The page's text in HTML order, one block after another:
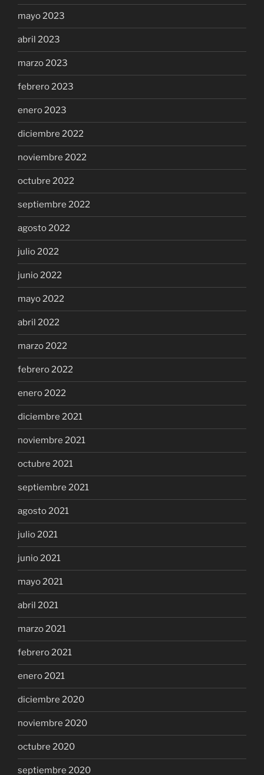
mayo 2023
abril 2023
marzo 2023
febrero 2023
enero 2023
diciembre 2022
noviembre 2022
octubre 2022
septiembre 2022
agosto 2022
julio 2022
junio 2022
mayo 2022
abril 2022
marzo 2022
febrero 2022
enero 2022
diciembre 2021
noviembre 2021
octubre 2021
septiembre 2021
agosto 2021
julio 2021
junio 2021
mayo 2021
abril 2021
marzo 2021
febrero 2021
enero 2021
diciembre 2020
noviembre 2020
octubre 2020
septiembre 2020